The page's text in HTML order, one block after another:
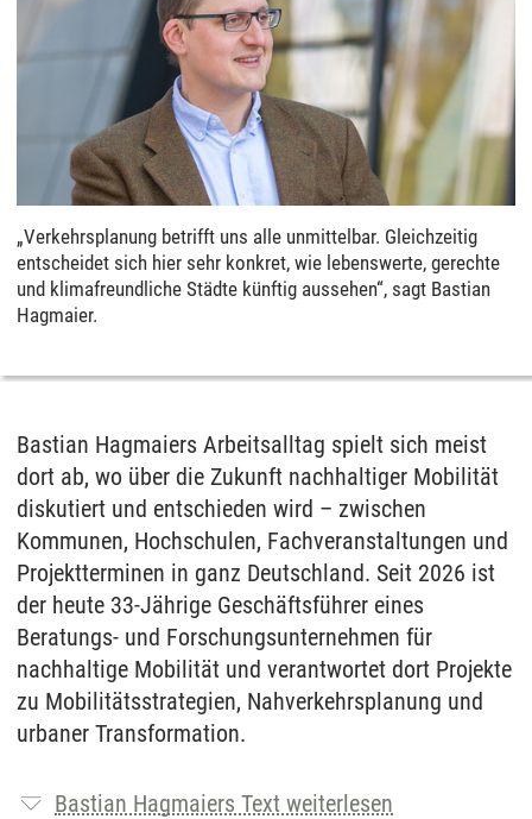
„Verkehrsplanung betrifft uns alle unmittelbar. Gleichzeitig
entscheidet sich hier sehr konkret, wie lebenswerte, gerechte
und klimafreundliche Städte künftig aussehen“, sagt Bastian
Hagmaier.
Bastian Hagmaiers Arbeitsalltag spielt sich meist
dort ab, wo über die Zukunft nachhaltiger Mobilität
diskutiert und entschieden wird – zwischen
Kommunen, Hochschulen, Fachveranstaltungen und
Projektterminen in ganz Deutschland. Seit 2026 ist
der heute 33-Jährige Geschäftsführer eines
Beratungs- und Forschungsunternehmen für
nachhaltige Mobilität und verantwortet dort Projekte
zu Mobilitätsstrategien, Nahverkehrsplanung und
urbaner Transformation.
Bastian Hagmaiers Text weiterlesen